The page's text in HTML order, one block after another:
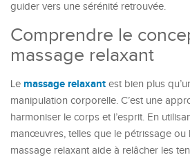
guider vers une sérénité retrouvée.
Comprendre le
massage relaxant
Le massage relaxant est bien plus
manipulation corporelle. C’est une
harmoniser le corps et l’esprit. En
manœuvres, telles que le pétrissage ou
massage relaxant aide à relâcher les